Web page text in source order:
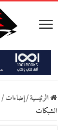
الرئيسية/إضاءات/
الشبكات